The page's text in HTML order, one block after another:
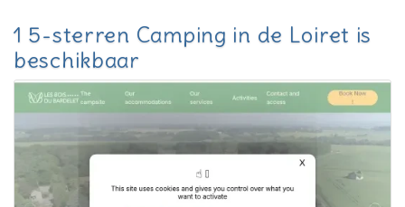
1 5-sterren Camping in de Loiret is
beschikbaar